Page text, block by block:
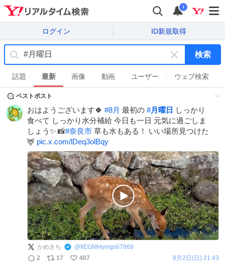
i
ログイン ID新規取得
キ
ー
ワ
ド
を
消
検索
話題 最新 画像 動画 ユーザー ウェブ検索
ベストポスト
おはようございます🍀 #8月 最初の #月曜日 しっかり
食べて しっかり水分補給 今日も一日 元気に過ごしま
しょう✨ 📸#奈良市 草も水もある！ いい場所見つけた
🦌 pic.x.com/lDeq3olBqy
かめきち @ IlEGMHymgs67869
2
17 407 8月2日(日) 21:43